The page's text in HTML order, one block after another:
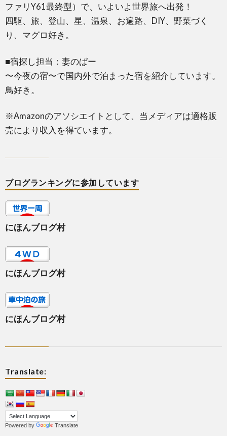
ファリY61最終型）で、いよいよ世界旅へ出発！
四駆、旅、登山、星、温泉、お遍路、DIY、野菜づく
り、マグロ好き。
■宿探し担当：妻のぱー
〜今夜の宿〜で国内外で泊まった宿を紹介しています。
鳥好き。
※Amazonのアソシエイトとして、当メディアは適格販
売により収入を得ています。
ブログランキングに参加しています
にほんブログ村
にほんブログ村
にほんブログ村
Translate:
Powered by Translate